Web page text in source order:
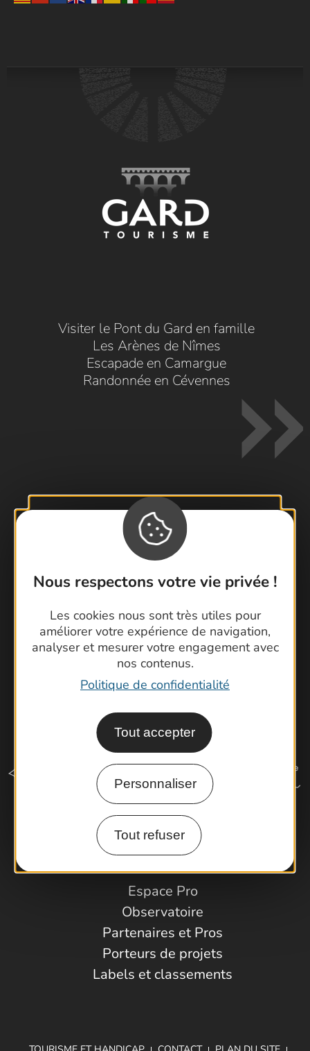
Nous respectons votre vie privée !
Les cookies nous sont très utiles pour
améliorer votre expérience de navigation,
analyser et mesurer votre engagement avec
nos contenus.
Politique de confidentialité
Tout accepter
Personnaliser
Tout refuser
Visiter le Pont du Gard en famille
Les Arènes de Nîmes
Escapade en Camargue
Randonnée en Cévennes
Contactez-nous !
Foire aux questions
Brochures
Cartoguides et Topoguides
Latitude Gard
Comment venir ?
Espace Pro
Observatoire
Partenaires et Pros
Porteurs de projets
Labels et classements